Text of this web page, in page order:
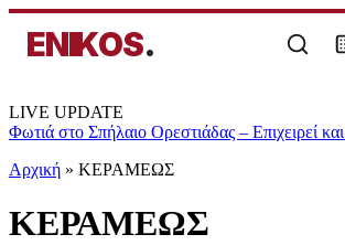
ENIKOS.
LIVE UPDATE
Φωτιά στο Σπήλαιο Ορεστιάδας – Επιχειρεί
Αρχική » ΚΕΡΑΜΕΩΣ
ΚΕΡΑΜΕΩΣ